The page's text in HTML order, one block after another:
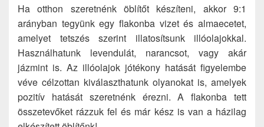
Ha otthon szeretnénk öblítőt készíteni, akkor 9:1
arányban tegyünk egy flakonba vizet és almaecetet,
amelyet tetszés szerint illatosítsunk illóolajokkal.
Használhatunk levendulát, narancsot, vagy akár
jázmint is. Az illóolajok jótékony hatását figyelembe
véve célzottan kiválaszthatunk olyanokat is, amelyek
pozitív hatását szeretnénk érezni. A flakonba tett
összetevőket rázzuk fel és már kész is van a házilag